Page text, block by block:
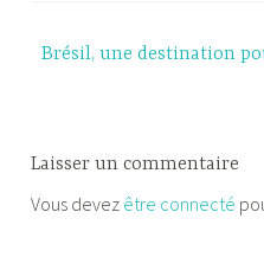
m
a
Brésil, une destination
Laisser un commentaire
Vous devez être connecté